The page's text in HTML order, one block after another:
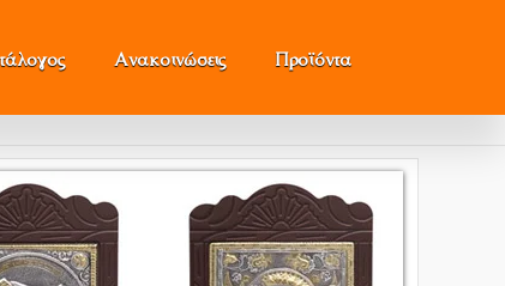
Ανακοινώσεις Προϊόντα